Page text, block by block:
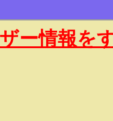
ー情報を